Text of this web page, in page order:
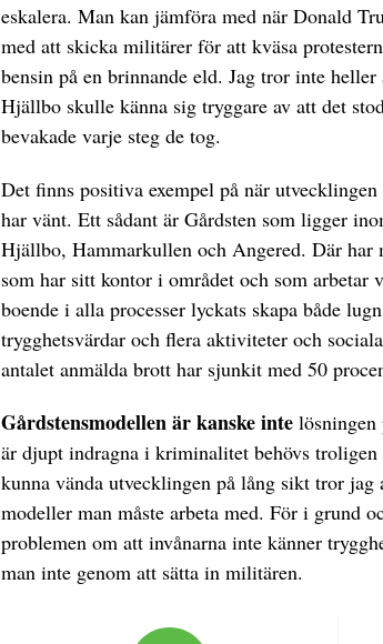
eskalera. Man kan jämföra med när Donald
med att skicka militärer för att kväsa
bensin på en brinnande eld. Jag tror inte
Hjällbo skulle känna sig tryggare av att det
bevakade varje steg de tog.
Det finns positiva exempel på när
har vänt. Ett sådant är Gårdsten som ligger
Hjällbo, Hammarkullen och Angered. Där har
som har sitt kontor i området och som arbetar
boende i alla processer lyckats skapa både
trygghetsvärdar och flera aktiviteter och
antalet anmälda brott har sjunkit med 50
Gårdstensmodellen är kanske inte lösningen
är djupt indragna i kriminalitet behövs troligen
kunna vända utvecklingen på lång sikt tror jag
modeller man måste arbeta med. För i grund
problemen om att invånarna inte känner
man inte genom att sätta in militären.